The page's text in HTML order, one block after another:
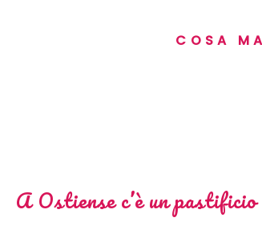
COSA
A Ostiense c’è un